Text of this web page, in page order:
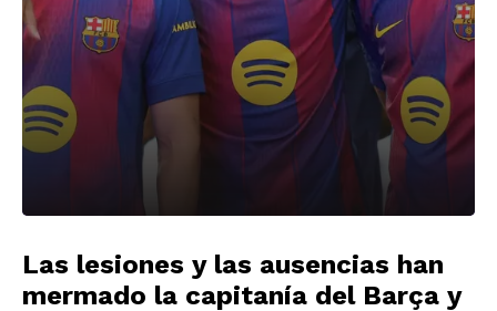
Las lesiones y las ausencias han
mermado la capitanía del Barça y